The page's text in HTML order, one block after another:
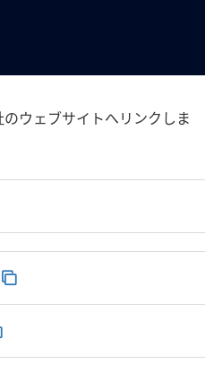
ウェブサイトへリンクしま